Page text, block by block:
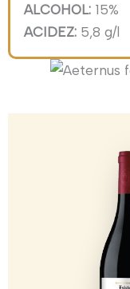
ALCOHOL: 15%
ACIDEZ: 5,8 g/l